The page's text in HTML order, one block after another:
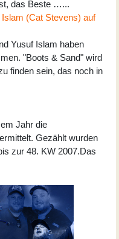
das Beste …...
(Cat Stevens) auf
Yusuf Islam haben
"Boots & Sand" wird
finden sein, das noch in
Jahr die
Gezählt wurden
zur 48. KW 2007.Das